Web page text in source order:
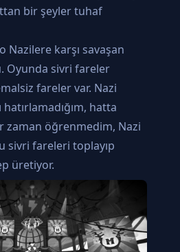
bir şeyler tuhaf
Nazilere karşı savaşan
Oyunda sivri fareler
fareler var. Nazi
hatta
zaman öğrenmedim, Nazi
sivri fareleri toplayıp
üretiyor.